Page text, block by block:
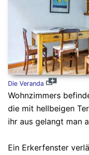
Die Veranda
Wohnzimmers
die mit hellbeigen
ihr aus gelangt man
Ein Erkerfenster